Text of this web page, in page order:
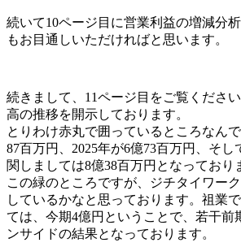
続いて10ページ目に営業利益の増減分
もお目通しいただければと思います。
続きまして、11ページ目をご覧くださ
高の推移を開示しております。
とりわけ赤丸で囲っているところなん
87百万円、2025年が6億73百万円、そし
関しましては8億38百万円となっており
この緑のところですが、ジチタイワー
しているかなと思っております。 祖業
ては、今期4億円ということで、若干前
ンサイドの結果となっております。